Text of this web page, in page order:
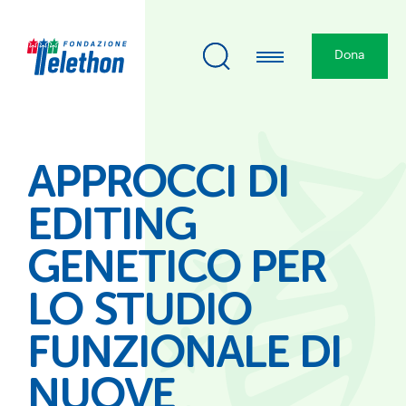
Dona
APPROCCI DI
EDITING
GENETICO PER
LO STUDIO
FUNZIONALE DI
NUOVE